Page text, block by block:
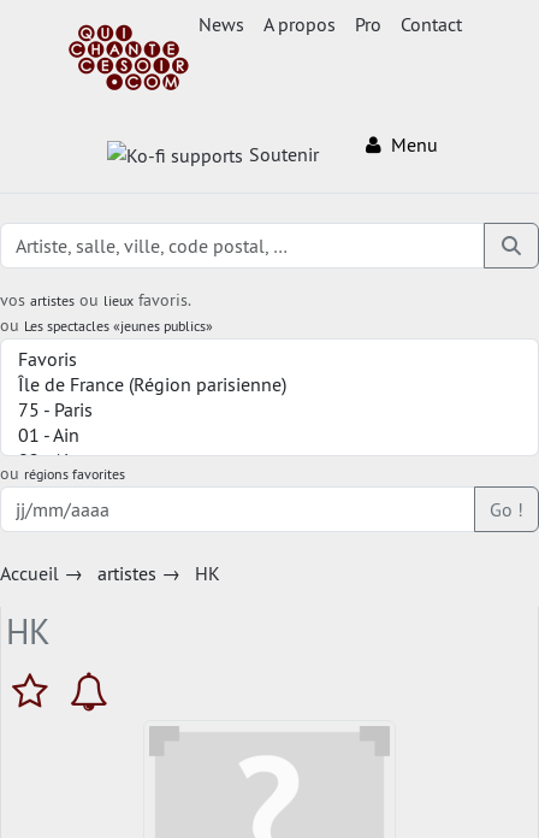
News A propos Pro Contact
Soutenir Menu
vos artistes ou lieux favoris.
ou Les spectacles «jeunes publics»
ou régions favorites
Go !
Accueil → artistes → HK
HK